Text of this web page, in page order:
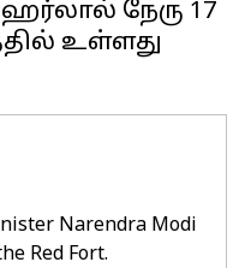
நேரு 17
உள்ளது
Narendra Modi
Red Fort.